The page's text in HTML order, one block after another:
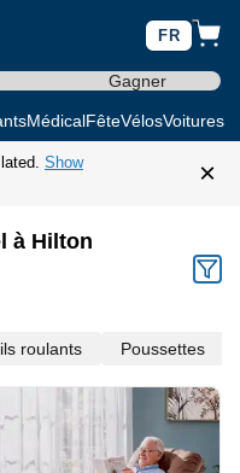
FR
Gagner
MédicalFêteVélosVoitures
Show
×
à Hilton
roulants Poussettes